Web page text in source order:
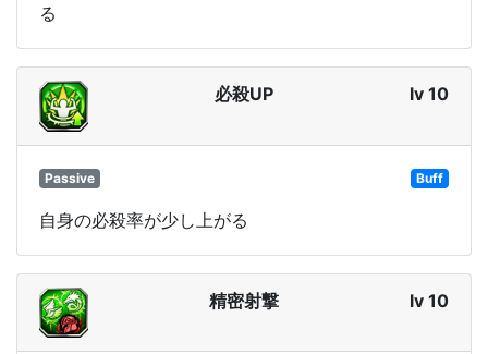
る
必殺UP lv 10
Passive Buff
自身の必殺率が少し上がる
精密射撃 lv 10